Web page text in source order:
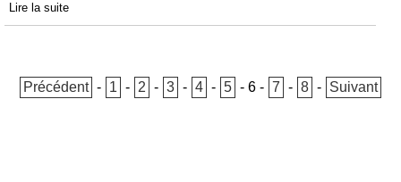
Lire la suite
Précédent - 1 - 2 - 3 - 4 - 5 - 6 - 7 - 8 - Suivant